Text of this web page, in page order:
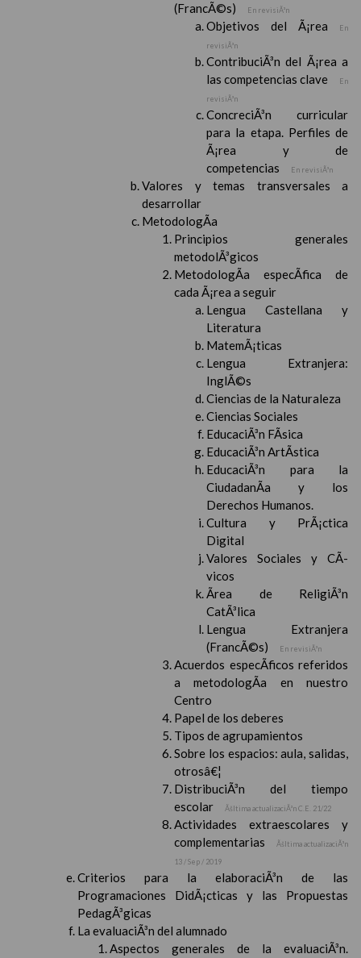
(FrancÃ©s) En revisiÃ³n
Objetivos del Ã¡rea
En
revisiÃ³n
ContribuciÃ³n del Ã¡rea a
las competencias clave
En
revisiÃ³n
ConcreciÃ³n curricular
para la etapa. Perfiles de
Ã¡rea y de
competencias
En revisiÃ³n
Valores y temas transversales a
desarrollar
MetodologÃ­a
Principios generales
metodolÃ³gicos
MetodologÃ­a especÃ­fica de
cada Ã¡rea a seguir
Lengua Castellana y
Literatura
MatemÃ¡ticas
Lengua Extranjera:
InglÃ©s
Ciencias de la Naturaleza
Ciencias Sociales
EducaciÃ³n FÃ­sica
EducaciÃ³n ArtÃ­stica
EducaciÃ³n para la
CiudadanÃ­a y los
Derechos Humanos.
Cultura y PrÃ¡ctica
Digital
Valores Sociales y CÃ­
vicos
Ãrea de ReligiÃ³n
CatÃ³lica
Lengua Extranjera
(FrancÃ©s)
En revisiÃ³n
Acuerdos especÃ­ficos referidos
a metodologÃ­a en nuestro
Centro
Papel de los deberes
Tipos de agrupamientos
Sobre los espacios: aula, salidas,
otrosâ€¦
DistribuciÃ³n del tiempo
escolar
Ãšltima actualizaciÃ³n C.E. 21/22
Actividades extraescolares y
complementarias
Ãšltima actualizaciÃ³n
13 / Sep / 2019
Criterios para la elaboraciÃ³n de las
Programaciones DidÃ¡cticas y las Propuestas
PedagÃ³gicas
La evaluaciÃ³n del alumnado
Aspectos generales de la evaluaciÃ³n.